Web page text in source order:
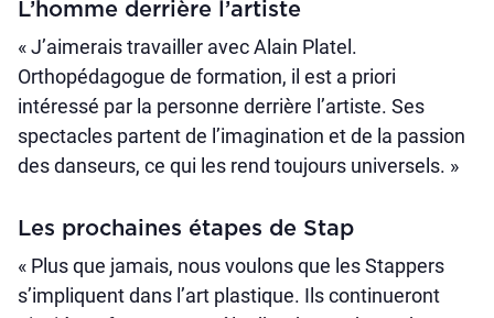
L’homme derrière l’artiste
« J’aimerais travailler avec Alain Platel.
Orthopédagogue de formation, il est a priori
intéressé par la personne derrière l’artiste. Ses
spectacles partent de l’imagination et de la passion
des danseurs, ce qui les rend toujours universels. »
Les prochaines étapes de Stap
« Plus que jamais, nous voulons que les Stappers
s’impliquent dans l’art plastique. Ils continueront